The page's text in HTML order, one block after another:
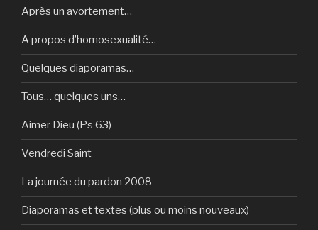
Après un avortement…
A propos d’homosexualité…
Quelques diaporamas…
Tous… quelques uns…
Aimer Dieu (Ps 63)
Vendredi Saint
La journée du pardon 2008
Diaporamas et textes (plus ou moins nouveaux)